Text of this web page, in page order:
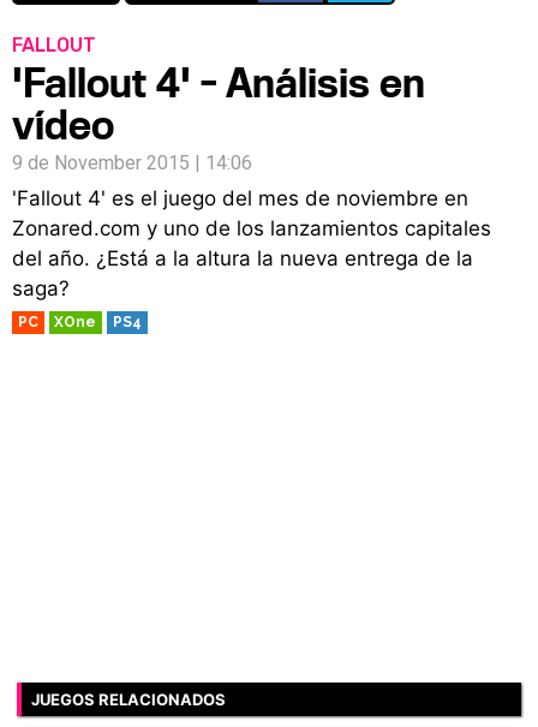
FALLOUT
'Fallout 4' - Análisis en
vídeo
9 de November 2015 | 14:06
'Fallout 4' es el juego del mes de noviembre en
Zonared.com y uno de los lanzamientos capitales
del año. ¿Está a la altura la nueva entrega de la
saga?
PC XOne PS4
JUEGOS RELACIONADOS